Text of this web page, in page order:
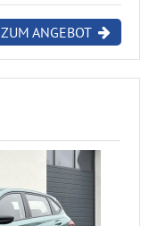
ZUM ANGEBOT